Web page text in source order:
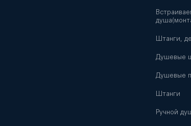
Штанги,
Душевые
Душевые
Штанги
Ручной